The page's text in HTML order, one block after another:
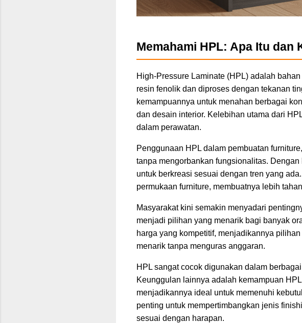
Memahami HPL: Apa Itu dan
High-Pressure Laminate (HPL) adalah
resin fenolik dan diproses dengan tekanan
kemampuannya untuk menahan berbagai
dan desain interior. Kelebihan utama dari
dalam perawatan.
Penggunaan HPL dalam pembuatan
tanpa mengorbankan fungsionalitas.
untuk berkreasi sesuai dengan tren yang
permukaan furniture, membuatnya lebih
Masyarakat kini semakin menyadari
menjadi pilihan yang menarik bagi banyak
harga yang kompetitif, menjadikannya
menarik tanpa menguras anggaran.
HPL sangat cocok digunakan dalam
Keunggulan lainnya adalah kemampuan
menjadikannya ideal untuk memenuhi
penting untuk mempertimbangkan jenis
sesuai dengan harapan.